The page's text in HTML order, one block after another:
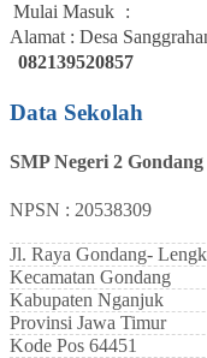
Mulai Masuk :
Alamat : Desa
082139520857
Data Sekolah
SMP Negeri 2 Gondang
NPSN : 20538309
Jl. Raya Gondang-
Kecamatan Gondang
Kabupaten Nganjuk
Provinsi Jawa Timur
Kode Pos 64451